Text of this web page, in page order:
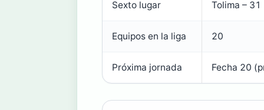
Sexto lugar Tolima – 31
Equipos en la liga 20
Próxima jornada Fecha 20